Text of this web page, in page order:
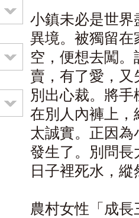
小鎮未必是世
異境。被獨留
空，便想去闖
賣，有了愛，
別出心裁。將
在別人內褲上
太誠實。正因
發生了。別問
日子裡死水，
農村女性「成